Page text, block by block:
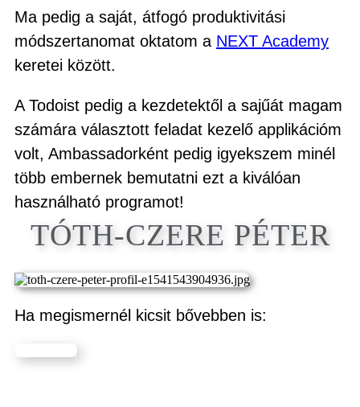
Ma pedig a saját, átfogó produktivitási
módszertanomat oktatom a NEXT Academy
keretei között.
A Todoist pedig a kezdetektől a sajűát magam
számára választott feladat kezelő applikációm
volt, Ambassadorként pedig igyekszem minél
több embernek bemutatni ezt a kiválóan
használható programot!
TÓTH-CZERE PÉTER
Ha megismernél kicsit bővebben is:
Ismerj Meg!